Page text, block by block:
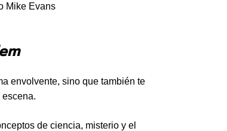
Mike Evans
envolvente, sino que también te
de ciencia, misterio y el